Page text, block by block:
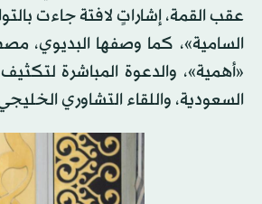
عقب القمة، إشاراتٍ لافتة جاءت
السامية»، كما وصفها البديوي،
«أهمية»، والدعوة المباشرة
السعودية، واللقاء التشاوري